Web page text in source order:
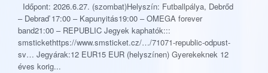
Időpont: 2026.6.27. (szombat)Helyszín: Futballpálya, Debrőd
– Debraď 17:00 – Kapunyitás19:00 – OMEGA forever
band21:00 – REPUBLIC Jegyek kaphatók:::
smstickethttps://www.smsticket.cz/…/71071-republic-odpust-
sv… Jegyárak:12 EUR15 EUR (helyszínen) Gyerekeknek 12
éves korig...